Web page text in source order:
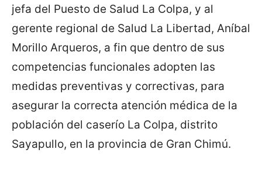
jefa del Puesto de Salud La Colpa, y al
gerente regional de Salud La Libertad, Aníbal
Morillo Arqueros, a fin que dentro de sus
competencias funcionales adopten las
medidas preventivas y correctivas, para
asegurar la correcta atención médica de la
población del caserío La Colpa, distrito
Sayapullo, en la provincia de Gran Chimú.